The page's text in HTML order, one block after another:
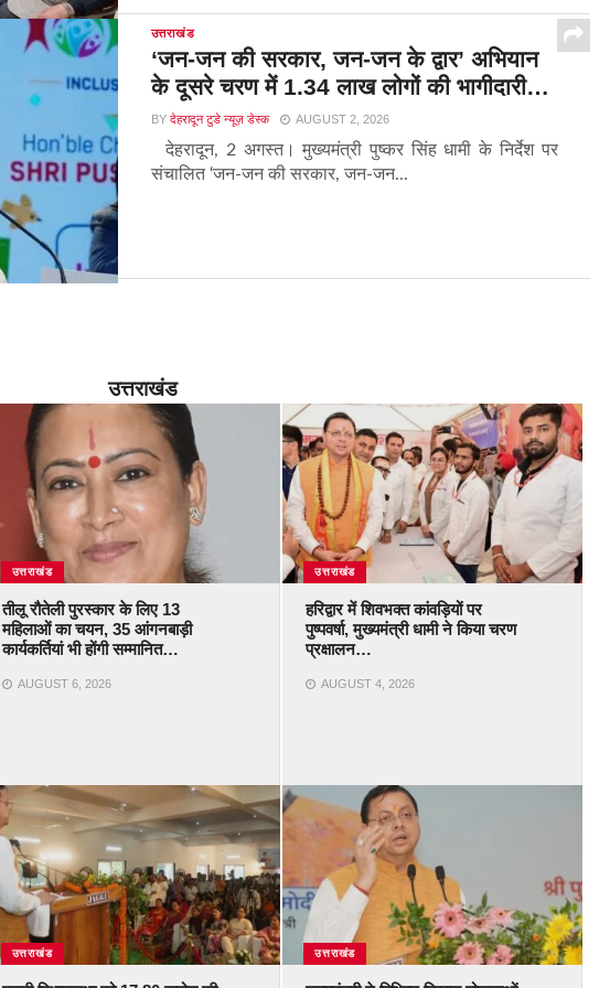
उत्तराखंड
‘जन-जन की सरकार, जन-जन के द्वार’ अभियान
के दूसरे चरण में 1.34 लाख लोगों की भागीदारी…
BY देहरादून टुडे न्यूज़ डेस्क AUGUST 2, 2026
देहरादून, 2 अगस्त। मुख्यमंत्री पुष्कर सिंह धामी के निर्देश पर
संचालित ‘जन-जन की सरकार, जन-जन...
उत्तराखंड
उत्तराखंड
तीलू रौतेली पुरस्कार के लिए 13
महिलाओं का चयन, 35 आंगनबाड़ी
कार्यकर्तियां भी होंगी सम्मानित…
AUGUST 6, 2026
उत्तराखंड
उत्तराखंड
हरिद्वार में शिवभक्त कांवड़ियों पर
पुष्पवर्षा, मुख्यमंत्री धामी ने किया चरण
प्रक्षालन…
AUGUST 4, 2026
उत्तराखंड